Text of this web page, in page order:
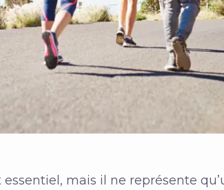
essentiel, mais il ne représente